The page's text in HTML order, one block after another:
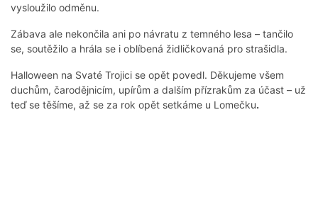
vysloužilo odměnu.
Zábava ale nekončila ani po návratu z temného lesa – tančilo
se, soutěžilo a hrála se i oblíbená židličkovaná pro strašidla.
Halloween na Svaté Trojici se opět povedl. Děkujeme všem
duchům, čarodějnicím, upírům a dalším přízrakům za účast – už
teď se těšíme, až se za rok opět setkáme u Lomečku.